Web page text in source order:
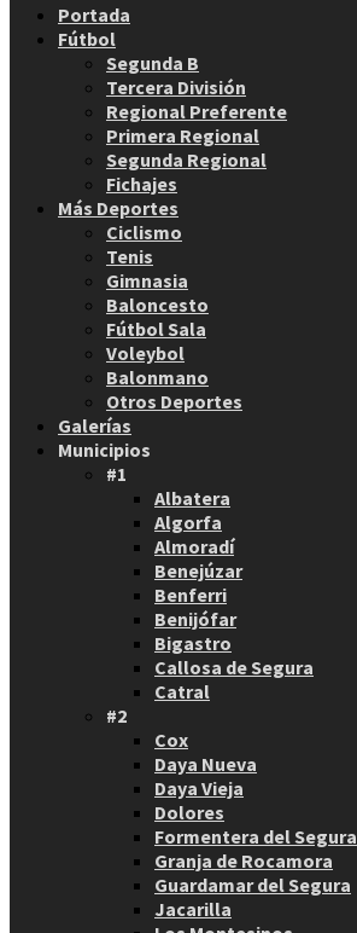
Portada
Fútbol
Segunda B
Tercera División
Regional Preferente
Primera Regional
Segunda Regional
Fichajes
Más Deportes
Ciclismo
Tenis
Gimnasia
Baloncesto
Fútbol Sala
Voleybol
Balonmano
Otros Deportes
Galerías
Municipios
#1
Albatera
Algorfa
Almoradí
Benejúzar
Benferri
Benijófar
Bigastro
Callosa de Segura
Catral
#2
Cox
Daya Nueva
Daya Vieja
Dolores
Formentera del Segura
Granja de Rocamora
Guardamar del Segura
Jacarilla